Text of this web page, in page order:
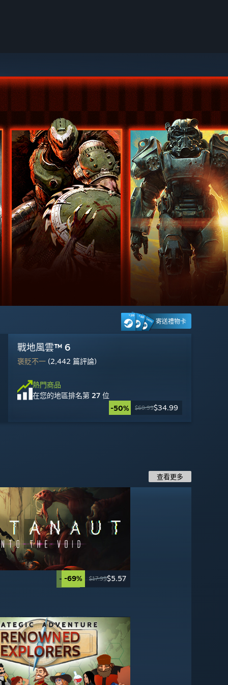
寄送禮物卡
VRChat
褒貶不一 (1,909 篇評論)
熱門商品
在您的地區排名第 23 位
免費遊玩
戰地風雲™ 6
褒貶不一 (2,442 篇評論)
熱門商品
在您的地區排名第 27 位
-50%
$69.99$34.99
《MARVEL Tōkon: Fighting Souls》
褒貶不一 (2,050 篇評論)
熱門商品
在您的地區排名第 6 位
$59.99
Halo: Campaign Evolved
褒貶不一 (10,694 篇評論)
熱門商品
在您的地區排名第 29 位
$49.99
鐵巢重砲
壓倒性好評(3,039 篇評論)
熱門商品
在您的地區排名第 8 位
-25%
$19.99$14.99
漫威爭鋒
褒貶不一 (2,559 篇評論)
熱門商品
在您的地區排名第 4 位
免費遊玩
《Apex 英雄》
褒貶不一 (35,024 篇評論)
熱門商品
在您的地區排名第 5 位
免費遊玩
《虹彩六號：圍攻行動》
大多好評 (18,066 篇評論)
熱門商品
在您的地區排名第 22 位
免費遊玩
機械狂歡
極度好評 (2,120 篇評論)
熱門商品
在您的地區排名第 24 位
-15%
$7.99$6.79
DOOM: The Dark Ages
極度好評 (256 篇評論)
熱門商品
在您的地區排名第 16 位
-67%
$69.99$23.09
Wuthering Waves
極度好評 (2,367 篇評論)
熱門商品
在您的地區排名第 21 位
免費遊玩
Dead by Daylight
褒貶不一 (7,823 篇評論)
熱門商品
在您的地區排名第 20 位
$19.99
查看更多
-69% $17.99$5.57
-70% $59.99$17.99
-75% $39.99$9.99
-67% $49.99$16.49
-67% $49.99$16.49
-35% $49.99$32.49